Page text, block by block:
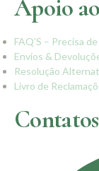
Apoio
FAQ’S – Precisa
Envios &
Resolução
Livro de
Contatos